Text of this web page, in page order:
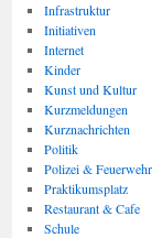
Infrastruktur
Initiativen
Internet
Kinder
Kunst und Kultur
Kurzmeldungen
Kurznachrichten
Politik
Polizei & Feuerwehr
Praktikumsplatz
Restaurant & Cafe
Schule